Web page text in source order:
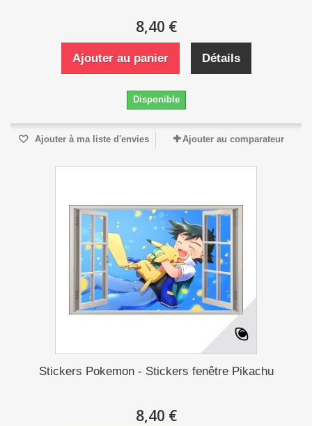
8,40 €
Ajouter au panier Détails
Disponible
Ajouter à ma liste d'envies Ajouter au comparateur
Stickers Pokemon - Stickers fenêtre Pikachu
8,40 €